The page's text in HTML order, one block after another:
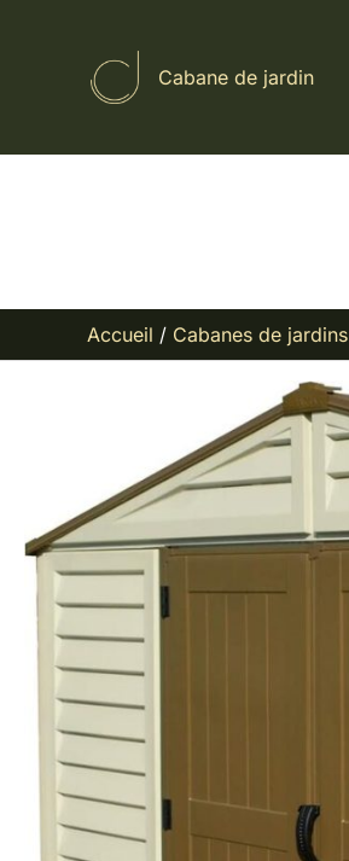
Cabane de jardin
Accueil Cabanes de jardins